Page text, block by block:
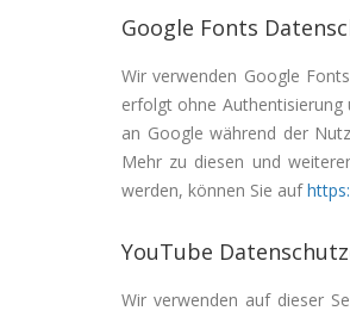
Google Fonts
Wir verwenden Google
erfolgt ohne Authentisierung
an Google während der
Mehr zu diesen und
werden, können Sie auf
YouTube
Wir verwenden auf dieser